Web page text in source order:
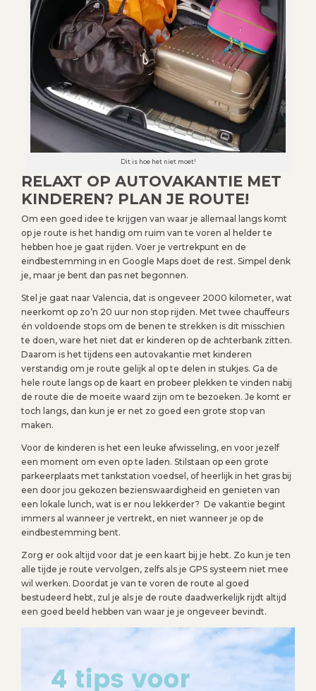
Dit is hoe het niet moet!
RELAXT OP AUTOVAKANTIE MET
KINDEREN? PLAN JE ROUTE!
Om een goed idee te krijgen van waar je allemaal langs komt
op je route is het handig om ruim van te voren al helder te
hebben hoe je gaat rijden. Voer je vertrekpunt en de
eindbestemming in en Google Maps doet de rest. Simpel denk
je, maar je bent dan pas net begonnen.
Stel je gaat naar Valencia, dat is ongeveer 2000 kilometer, wat
neerkomt op zo’n 20 uur non stop rijden. Met twee chauffeurs
én voldoende stops om de benen te strekken is dit misschien
te doen, ware het niet dat er kinderen op de achterbank zitten.
Daarom is het tijdens een autovakantie met kinderen
verstandig om je route gelijk al op te delen in stukjes. Ga de
hele route langs op de kaart en probeer plekken te vinden nabij
de route die de moeite waard zijn om te bezoeken. Je komt er
toch langs, dan kun je er net zo goed een grote stop van
maken.
Voor de kinderen is het een leuke afwisseling, en voor jezelf
een moment om even op te laden. Stilstaan op een grote
parkeerplaats met tankstation voedsel, of heerlijk in het gras bij
een door jou gekozen bezienswaardigheid en genieten van
een lokale lunch, wat is er nou lekkerder? De vakantie begint
immers al wanneer je vertrekt, en niet wanneer je op de
eindbestemming bent.
Zorg er ook altijd voor dat je een kaart bij je hebt. Zo kun je ten
alle tijde je route vervolgen, zelfs als je GPS systeem niet mee
wil werken. Doordat je van te voren de route al goed
bestudeerd hebt, zul je als je de route daadwerkelijk rijdt altijd
een goed beeld hebben van waar je je ongeveer bevindt.